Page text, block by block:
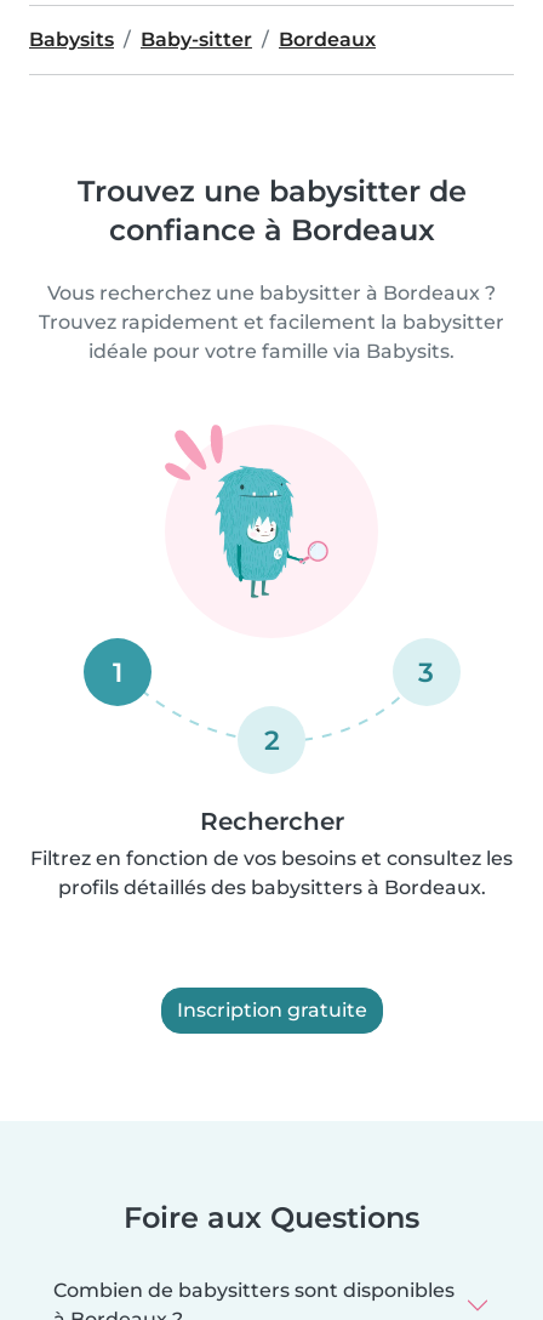
Babysits Baby-sitter Bordeaux
Trouvez une babysitter de
confiance à Bordeaux
Vous recherchez une babysitter à Bordeaux ?
Trouvez rapidement et facilement la babysitter
idéale pour votre famille via Babysits.
1
2
3
Rechercher
Filtrez en fonction de vos besoins et consultez les
profils détaillés des babysitters à Bordeaux.
Inscription gratuite
Foire aux Questions
Combien de babysitters sont disponibles